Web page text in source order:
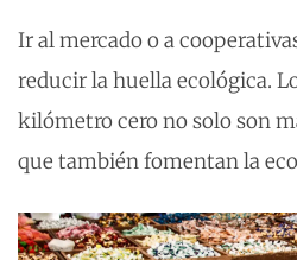
Ir al mercado o a
reducir la huella ecológica.
kilómetro cero no solo son
que también fomentan la